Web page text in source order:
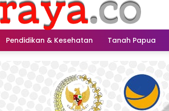
Pendidikan & Kesehatan Tanah Papua